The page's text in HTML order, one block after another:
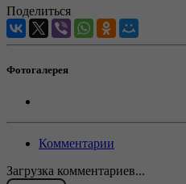
Поделиться
Фотогалерея
Комментарии
Загрузка комментариев...